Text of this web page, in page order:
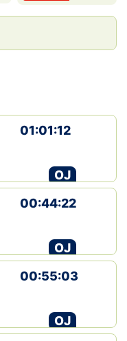
01:01:12
OJ
00:44:22
OJ
00:55:03
OJ